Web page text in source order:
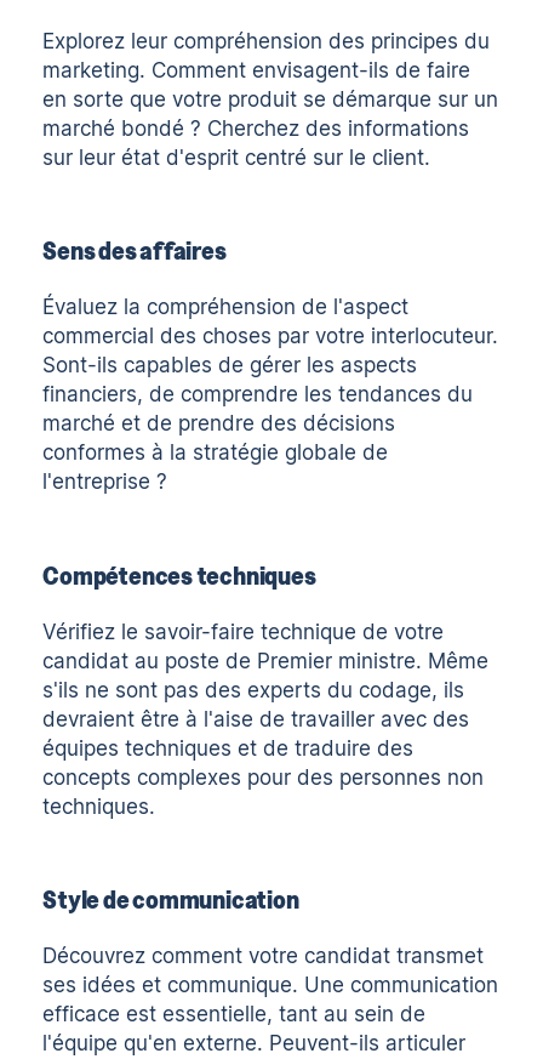
Explorez leur compréhension des principes du
marketing. Comment envisagent-ils de faire
en sorte que votre produit se démarque sur un
marché bondé ? Cherchez des informations
sur leur état d'esprit centré sur le client.
Sens des affaires
Évaluez la compréhension de l'aspect
commercial des choses par votre interlocuteur.
Sont-ils capables de gérer les aspects
financiers, de comprendre les tendances du
marché et de prendre des décisions
conformes à la stratégie globale de
l'entreprise ?
Compétences techniques
Vérifiez le savoir-faire technique de votre
candidat au poste de Premier ministre. Même
s'ils ne sont pas des experts du codage, ils
devraient être à l'aise de travailler avec des
équipes techniques et de traduire des
concepts complexes pour des personnes non
techniques.
Style de communication
Découvrez comment votre candidat transmet
ses idées et communique. Une communication
efficace est essentielle, tant au sein de
l'équipe qu'en externe. Peuvent-ils articuler